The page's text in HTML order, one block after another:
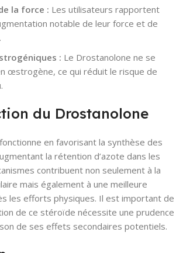
la force : Les utilisateurs rapportent
notable de leur force et de
: Le Drostanolone ne se
œstrogène, ce qui réduit le risque de
du Drostanolone
en favorisant la synthèse des
la rétention d’azote dans les
contribuent non seulement à la
mais également à une meilleure
les efforts physiques. Il est important de
de ce stéroïde nécessite une prudence
de ses effets secondaires potentiels.